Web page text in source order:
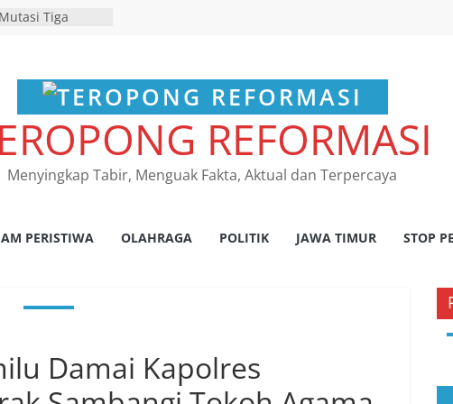
Tiga
NGANJUK
TINDAK
FKLL
TERKAIT
Laka Lantas
Jawa Timur
REFORMASI
Menyingkap Tabir, Menguak Fakta, Aktual dan Terpercaya
PERISTIWA OLAHRAGA POLITIK JAWA TIMUR STOP
Damai Kapolres